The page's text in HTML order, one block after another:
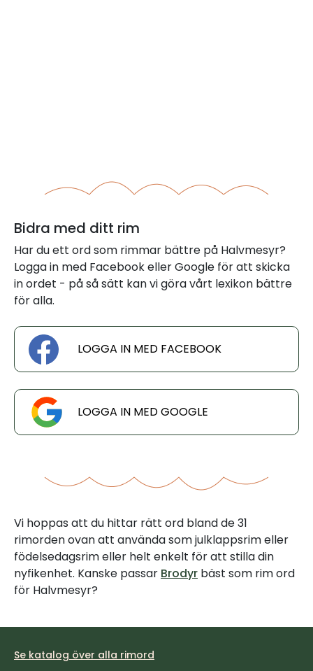
Bidra med ditt rim
Har du ett ord som rimmar bättre på Halvmesyr?
Logga in med Facebook eller Google för att skicka
in ordet - på så sätt kan vi göra vårt lexikon bättre
för alla.
LOGGA IN MED FACEBOOK
LOGGA IN MED GOOGLE
Vi hoppas att du hittar rätt ord bland de 31
rimorden ovan att använda som julklappsrim eller
födelsedagsrim eller helt enkelt för att stilla din
nyfikenhet. Kanske passar Brodyr bäst som rim ord
för Halvmesyr?
Se katalog över alla rimord